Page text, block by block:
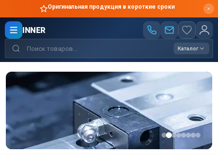
Оригинальная продукция в короткие сроки
INNER
Каталог